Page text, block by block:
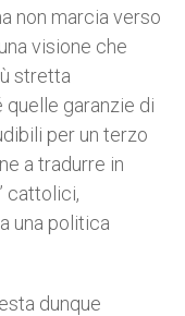
non marcia verso
visione che
stretta
quelle garanzie di
per un terzo
a tradurre in
cattolici,
una politica
dunque